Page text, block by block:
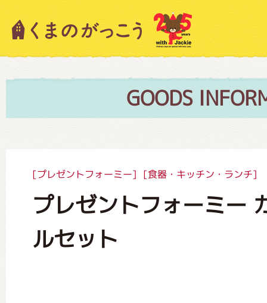
GOODS
[プレゼントフォーミー] [食器・キッチン・ランチ]
プレゼントフォーミー
ルセット
キャラクター紹介
絵本・作家紹介